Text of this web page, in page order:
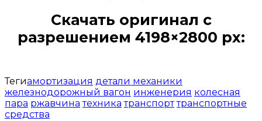
Скачать оригинал с
разрешением 4198×2800 px:
Тегиамортизация детали механики
железнодорожный вагон инженерия колесная
пара ржавчина техника транспорт транспортные
средства